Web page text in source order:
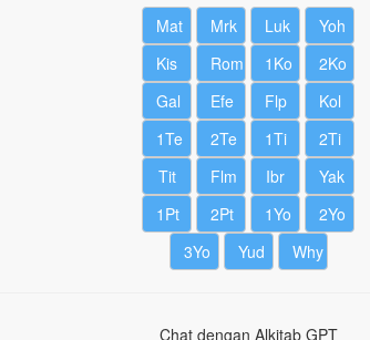
Mat Mrk Luk
Yoh
Kis
Rom 1Ko
2Ko
Gal
Efe Flp
Kol
1Te
2Te 1Ti
2Ti
Tit
Flm Ibr
Yak
1Pt
2Pt 1Yo
2Yo
3Yo
Yud Why
Chat dengan Alkitab GPT